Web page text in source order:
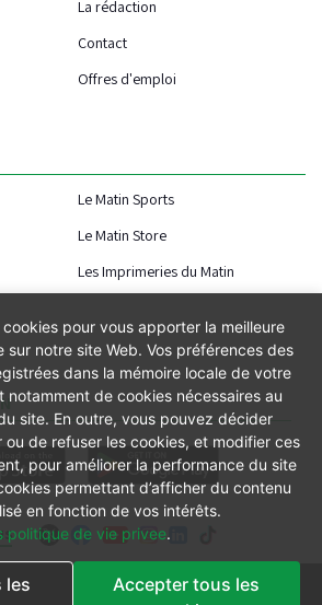
La rédaction
Contact
Offres d'emploi
Le Matin Sports
Le Matin Store
Les Imprimeries du Matin
Conditions générales
pour vous apporter la meilleure
sur notre site Web. Vos préférences des
dans la mémoire locale de votre
notamment de cookies nécessaires au
site. En outre, vous pouvez décider
ou de refuser les cookies, et modifier ces
pour améliorer la performance du site
permettant d’afficher du contenu
en fonction de vos intérêts.
politique de vie privee.
les
Accepter tous les